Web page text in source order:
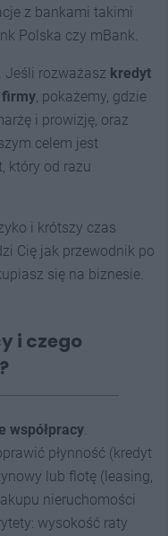
z bankami takimi
Polska czy mBank.
Jeśli rozważasz kredyt
firmy , pokażemy, gdzie
i prowizję, oraz
celem jest
który od razu
i krótszy czas
Cię jak przewodnik po
się na biznesie.
i czego
współpracy
płynność (kredyt
lub flotę (leasing,
nieruchomości
wysokość raty